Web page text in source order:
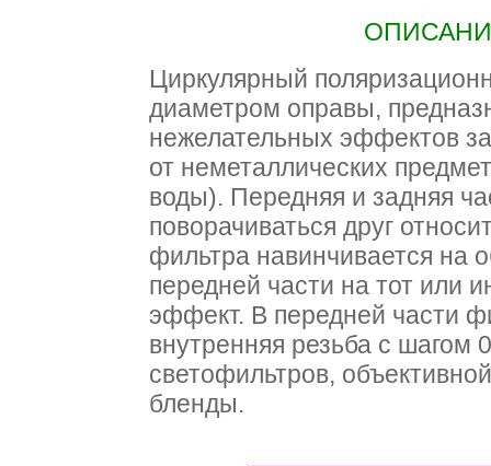
Циркулярный
диаметром оправы,
нежелательных эффектов
от неметаллических
воды). Передняя и задняя
поворачиваться друг
фильтра навинчивается на
передней части на тот или
эффект. В передней части
внутренняя резьба с шагом
светофильтров,
бленды.